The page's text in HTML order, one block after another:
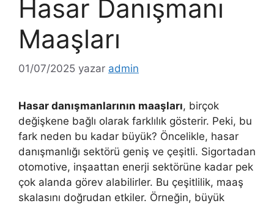
Hasar Danışmanı
Maaşları
01/07/2025 yazar admin
Hasar danışmanlarının maaşları, birçok
değişkene bağlı olarak farklılık gösterir. Peki, bu
fark neden bu kadar büyük? Öncelikle, hasar
danışmanlığı sektörü geniş ve çeşitli. Sigortadan
otomotive, inşaattan enerji sektörüne kadar pek
çok alanda görev alabilirler. Bu çeşitlilik, maaş
skalasını doğrudan etkiler. Örneğin, büyük